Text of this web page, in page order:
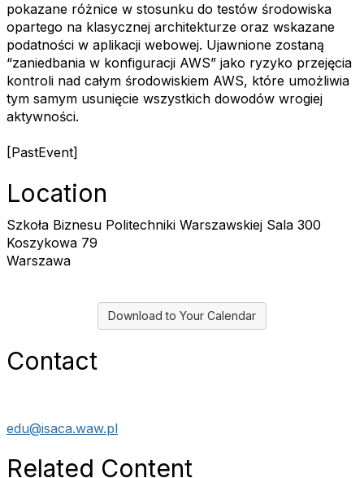
pokazane różnice w stosunku do testów środowiska
opartego na klasycznej architekturze oraz wskazane
podatności w aplikacji webowej. Ujawnione zostaną
“zaniedbania w konfiguracji AWS” jako ryzyko przejęcia
kontroli nad całym środowiskiem AWS, które umożliwia
tym samym usunięcie wszystkich dowodów wrogiej
aktywności.
[PastEvent]
Location
Szkoła Biznesu Politechniki Warszawskiej Sala 300
Koszykowa 79
Warszawa
Download to Your Calendar
Contact
edu@isaca.waw.pl
Related Content